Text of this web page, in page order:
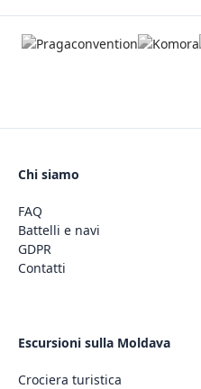
Chi siamo
FAQ
Battelli e navi
GDPR
Contatti
Escursioni sulla Moldava
Crociera turistica